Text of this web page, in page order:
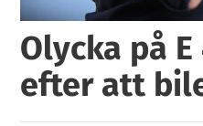
Olycka på
efter att